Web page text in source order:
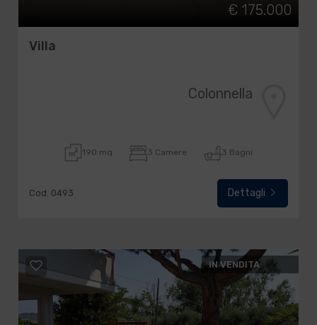
€ 175.000
Villa
Colonnella
190 mq 3 Camere 3 Bagni
Cod. 0493 Dettagli
IN VENDITA